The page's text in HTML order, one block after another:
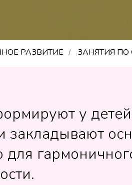
РАЗВИТИЕ / ЗАНЯТИЯ
у детей
закладывают